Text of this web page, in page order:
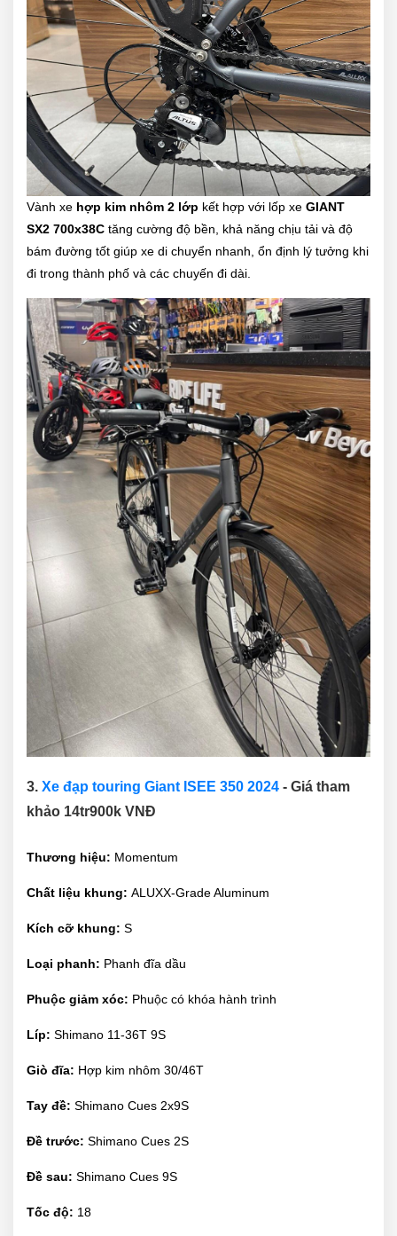
Vành xe hợp kim nhôm 2 lớp kết hợp với lốp xe GIANT
SX2 700x38C tăng cường độ bền, khả năng chịu tải và độ
bám đường tốt giúp xe di chuyển nhanh, ổn định lý tưởng khi
đi trong thành phố và các chuyến đi dài.
3. Xe đạp touring Giant ISEE 350 2024 - Giá tham
khảo 14tr900k VNĐ
Thương hiệu: Momentum
Chất liệu khung: ALUXX-Grade Aluminum
Kích cỡ khung: S
Loại phanh: Phanh đĩa dầu
Phuộc giảm xóc: Phuộc có khóa hành trình
Líp: Shimano 11-36T 9S
Giò đĩa: Hợp kim nhôm 30/46T
Tay đề: Shimano Cues 2x9S
Đề trước: Shimano Cues 2S
Đề sau: Shimano Cues 9S
Tốc độ: 18